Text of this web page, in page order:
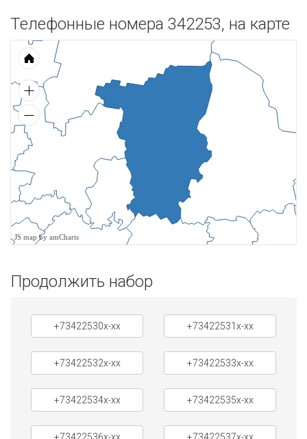
Телефонные номера 342253, на карте
JS map by amCharts
Продолжить набор
+73422530x-xx +73422531x-xx
+73422532x-xx +73422533x-xx
+73422534x-xx +73422535x-xx